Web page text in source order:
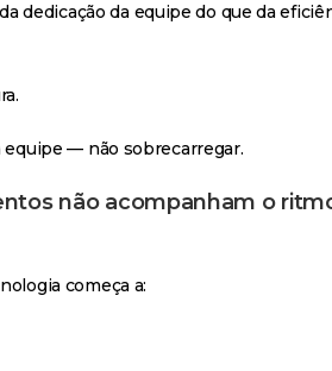
dedicação da equipe do que da
equipe — não sobrecarregar.
não acompanham o
começa a: